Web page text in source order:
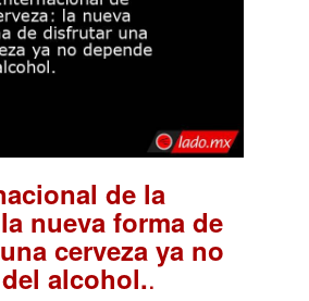
de la
nueva forma de
cerveza ya no
alcohol..